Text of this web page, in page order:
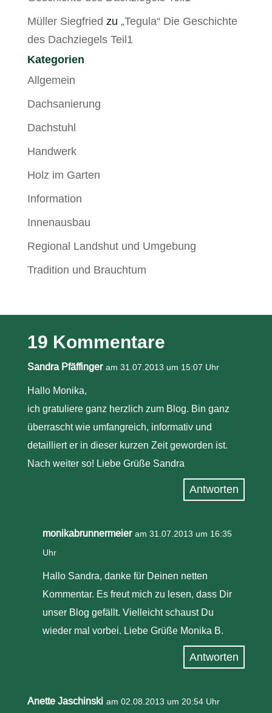
Müller Siegfried zu „Tegula“ Die Geschichte
des Dachziegels Teil1
Kategorien
Allgemein
Dachsanierung
Dachstuhl
Handwerk
Holz im Garten
Information
Innenausbau
Regional Landshut und Umgebung
Tradition und Brauchtum
19 Kommentare
Sandra Pfäffinger am 31.07.2013 um 15:07 Uhr
Hallo Monika,
ich gratuliere ganz herzlich zum Blog. Bin ganz
überrascht wie umfangreich, informativ und
detailliert er in dieser kurzen Zeit geworden ist.
Nach weiter so! Liebe Grüße Sandra
Antworten
monikabrunnermeier am 31.07.2013 um 16:35
Uhr
Hallo Sandra, danke für Deinen netten
Kommentar. Es freut mich zu lesen, dass Dir
unser Blog gefällt. Vielleicht schaust Du
wieder mal vorbei. Liebe Grüße Monika B.
Antworten
Anette Jaschinski am 02.08.2013 um 20:54 Uhr